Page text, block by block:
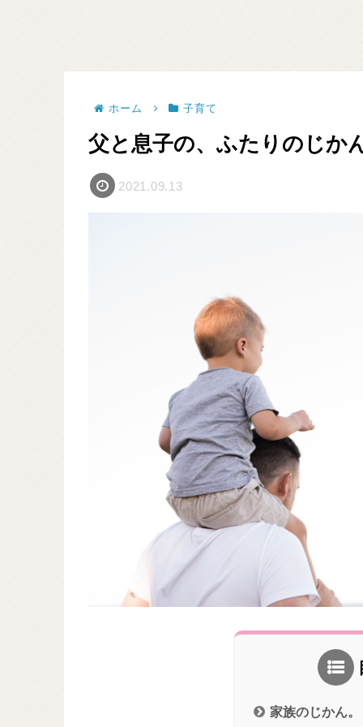
ホーム 子育て
父と息子の、ふたりのじか
2021.09.13
家族のじかん。